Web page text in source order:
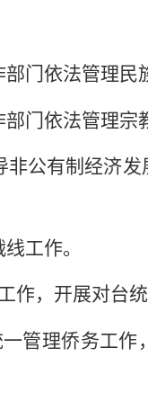
门依法管理民
门依法管理宗
公有制经济
工作。
作，开展对台统
管理侨务工